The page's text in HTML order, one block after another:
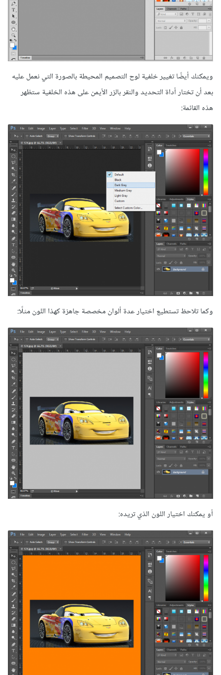
ويمكنك أيضًا تغيير خلفية لوح التصميم المحيطة بالصورة التي نعمل عليه
بعد أن تختار أداة التحديد والنقر بالزر الأيمن على هذه الخلفية ستظهر
هذه القائمة:
وكما تلاحظ تستطيع اختيار عدة ألوان مخصصة جاهزة كهذا اللون مثلًا:
أو يمكنك اختيار اللون الذي تريده: